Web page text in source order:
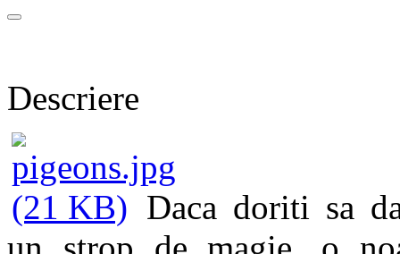
Descriere
Daca doriti sa